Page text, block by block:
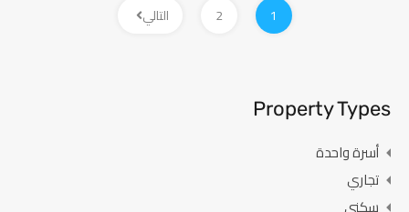
1
2 التالي
Property Types
أسرة واحدة
تجاري